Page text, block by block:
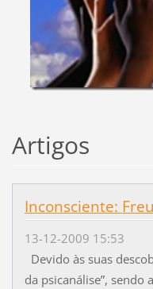
Artigos
Inconsciente:
13-12-2009 15:53
Devido às suas
da psicanálise”,